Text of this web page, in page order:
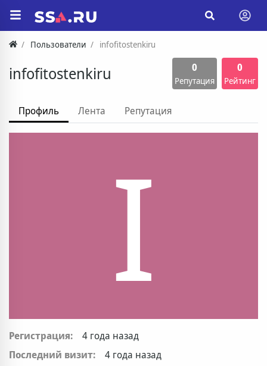
Пользователи infofitostenkiru
infofitostenkiru 0
Репутация
0
Рейтинг
Профиль Лента Репутация
I
Регистрация:
4 года назад
Последний визит:
4 года назад